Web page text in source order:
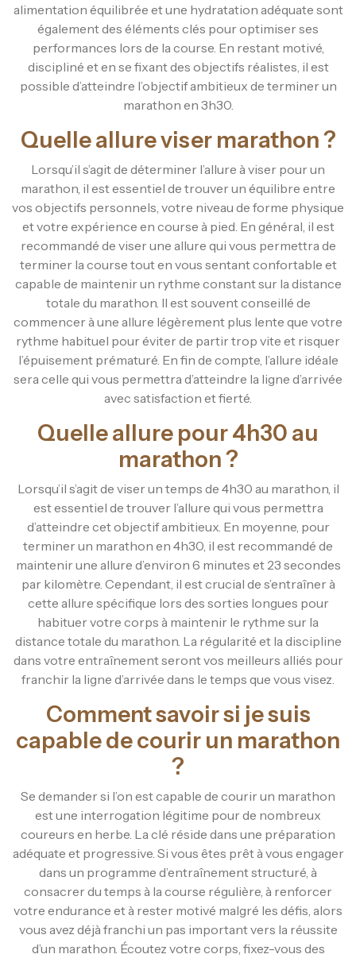
alimentation équilibrée et une hydratation adéquate sont
également des éléments clés pour optimiser ses
performances lors de la course. En restant motivé,
discipliné et en se fixant des objectifs réalistes, il est
possible d’atteindre l’objectif ambitieux de terminer un
marathon en 3h30.
Quelle allure viser marathon ?
Lorsqu’il s’agit de déterminer l’allure à viser pour un
marathon, il est essentiel de trouver un équilibre entre
vos objectifs personnels, votre niveau de forme physique
et votre expérience en course à pied. En général, il est
recommandé de viser une allure qui vous permettra de
terminer la course tout en vous sentant confortable et
capable de maintenir un rythme constant sur la distance
totale du marathon. Il est souvent conseillé de
commencer à une allure légèrement plus lente que votre
rythme habituel pour éviter de partir trop vite et risquer
l’épuisement prématuré. En fin de compte, l’allure idéale
sera celle qui vous permettra d’atteindre la ligne d’arrivée
avec satisfaction et fierté.
Quelle allure pour 4h30 au
marathon ?
Lorsqu’il s’agit de viser un temps de 4h30 au marathon, il
est essentiel de trouver l’allure qui vous permettra
d’atteindre cet objectif ambitieux. En moyenne, pour
terminer un marathon en 4h30, il est recommandé de
maintenir une allure d’environ 6 minutes et 23 secondes
par kilomètre. Cependant, il est crucial de s’entraîner à
cette allure spécifique lors des sorties longues pour
habituer votre corps à maintenir le rythme sur la
distance totale du marathon. La régularité et la discipline
dans votre entraînement seront vos meilleurs alliés pour
franchir la ligne d’arrivée dans le temps que vous visez.
Comment savoir si je suis
capable de courir un marathon
?
Se demander si l’on est capable de courir un marathon
est une interrogation légitime pour de nombreux
coureurs en herbe. La clé réside dans une préparation
adéquate et progressive. Si vous êtes prêt à vous engager
dans un programme d’entraînement structuré, à
consacrer du temps à la course régulière, à renforcer
votre endurance et à rester motivé malgré les défis, alors
vous avez déjà franchi un pas important vers la réussite
d’un marathon. Écoutez votre corps, fixez-vous des